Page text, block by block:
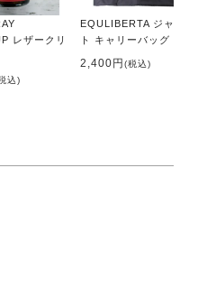
レザークリ
込)
EQULIBERTA ジャケッ
ト キャリーバッグ
2,400円(税込)